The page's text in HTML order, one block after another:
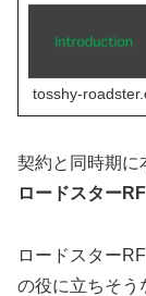
tosshy-
契約と同時期に
ロードスター
ロードスター
の役に立ちそう